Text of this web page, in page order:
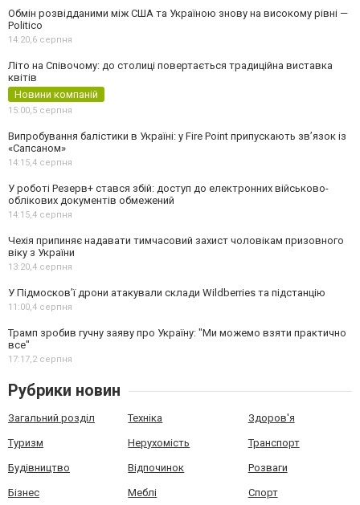
Обмін розвідданими між США та Україною знову на високому рівні —
Politico
14:20,6 серпня
Літо на Співочому: до столиці повертається традиційна виставка
квітів
Новини компаній
15:00,5 серпня
Випробування балістики в Україні: у Fire Point припускають зв’язок із
«Сапсаном»
14:15,4 серпня
У роботі Резерв+ стався збій: доступ до електронних військово-
облікових документів обмежений
14:15,4 серпня
Чехія припиняє надавати тимчасовий захист чоловікам призовного
віку з України
13:20,4 серпня
У Підмосков’ї дрони атакували склади Wildberries та підстанцію
11:00,4 серпня
Трамп зробив гучну заяву про Україну: "Ми можемо взяти практично
все"
17:17,2 серпня
Рубрики новин
Загальний розділ Техніка Здоров'я
Туризм Нерухомість Транспорт
Будівництво Відпочинок Розваги
Бізнес Меблі Спорт